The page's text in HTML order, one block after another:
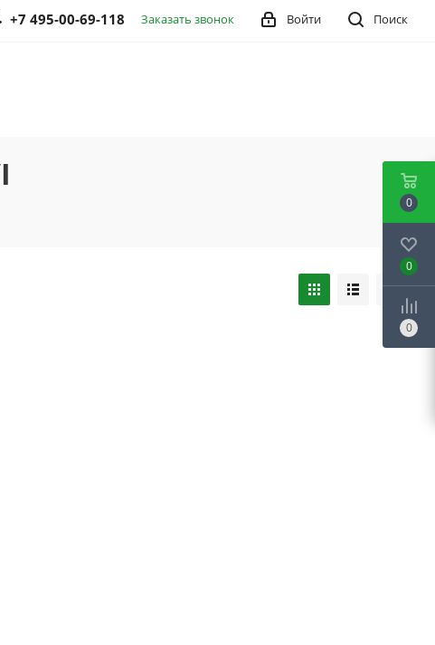
Поиск
Войти
+7 495-00-69-118 Заказать звонок
0
0
0